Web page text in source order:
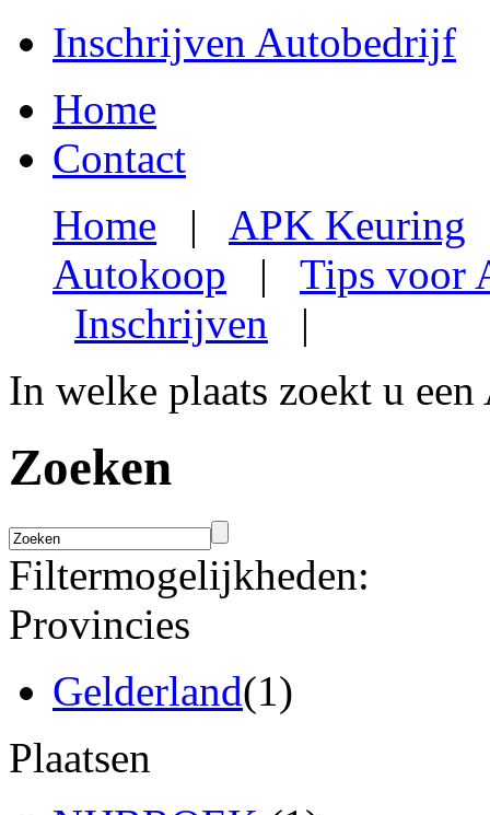
Inschrijven Autobedrijf
Home
Contact
Home | APK Keuring
Autokoop | Tips voor
Inschrijven |
In welke plaats zoekt u
Zoeken
Filtermogelijkheden:
Provincies
Gelderland(1)
Plaatsen